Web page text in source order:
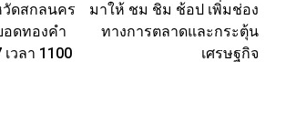
วัดสกลนคร
ดทองคำ
เวลา 1100
มาให้ ชม ชิม ช้อป เพิ่มช่อง
ทางการตลาดและกระตุ้น
เศรษฐกิจ